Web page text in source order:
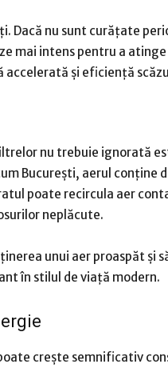
Dacă nu sunt curățate
mai intens pentru a
accelerată și eficiență
nu trebuie ignorată
București, aerul conține
poate recircula aer
neplăcute.
unui aer proaspăt și
în stilul de viață modern.
crește semnificativ